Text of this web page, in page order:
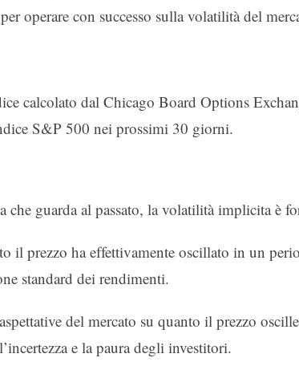
operare con successo sulla volatilità del
calcolato dal Chicago Board Options
S&P 500 nei prossimi 30 giorni.
che guarda al passato, la volatilità implicita è
il prezzo ha effettivamente oscillato in un
standard dei rendimenti.
del mercato su quanto il prezzo
e la paura degli investitori.